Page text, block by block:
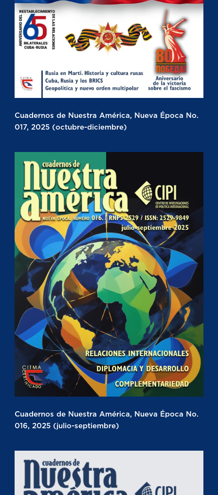
Cuadernos de Nuestra América, Nueva Época No.
017, 2025 (octubre-diciembre)
Cuadernos de Nuestra América, Nueva Época No.
016, 2025 (julio-septiembre)